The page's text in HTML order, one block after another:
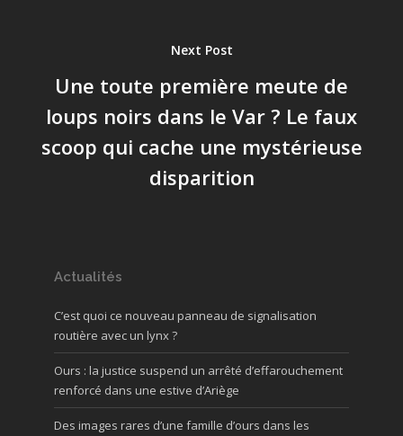
Next Post
Une toute première meute de
loups noirs dans le Var ? Le faux
scoop qui cache une mystérieuse
disparition
Actualités
C’est quoi ce nouveau panneau de signalisation
routière avec un lynx ?
Ours : la justice suspend un arrêté d’effarouchement
renforcé dans une estive d’Ariège
Des images rares d’une famille d’ours dans les